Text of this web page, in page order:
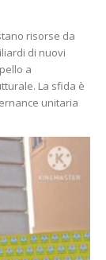
risorse da
di nuovi
a
La sfida è
unitaria